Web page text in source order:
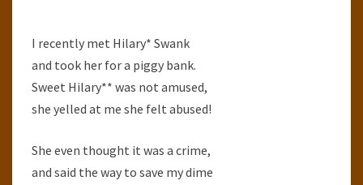
I recently met Hilary* Swank
and took her for a piggy bank.
Sweet Hilary** was not amused,
she yelled at me she felt abused!
She even thought it was a crime,
and said the way to save my dime